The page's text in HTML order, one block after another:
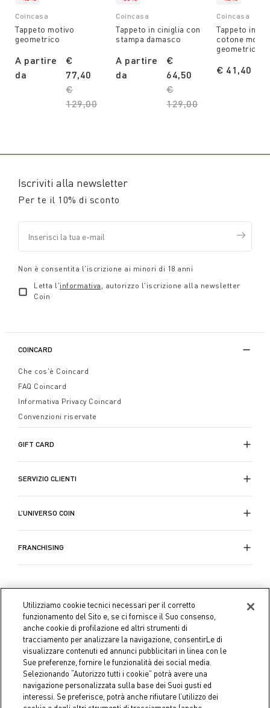
Coincasa
Tappeto motivo
geometrico
A partire
da
Price reduced from
€
129,00to
€
77,40
Coincasa
Tappeto in ciniglia con
stampa damasco
A partire
da
Price reduced from
€
129,00to
€
64,50
Coincasa
Tappeto in
cotone
geometrico
€ 41,40
Iscriviti alla newsletter
Per te il 10% di sconto
Non è consentita l'iscrizione ai minori di 18 anni
Letta l'informativa , autorizzo l'iscrizione alla newsletter
Coin
COINCARD
Che cos'è Coincard
FAQ Coincard
Informativa Privacy Coincard
Convenzioni riservate
GIFT CARD
SERVIZIO CLIENTI
L’UNIVERSO COIN
FRANCHISING
Utilizziamo cookie tecnici necessari per il corretto
funzionamento del Sito e, se ci fornisce il Suo consenso,
anche cookie di profilazione ed altri strumenti di
tracciamento per analizzare la navigazione, consentirLe di
visualizzare contenuti ed annunci pubblicitari in linea con le
Sue preferenze, fornire le funzionalità dei social media.
Selezionando “Autorizzo tutti i cookie” potrà avere una
navigazione personalizzata sulla base dei Suoi gusti ed
interessi. Se preferisce, potrà anche rifiutare l’utilizzo dei